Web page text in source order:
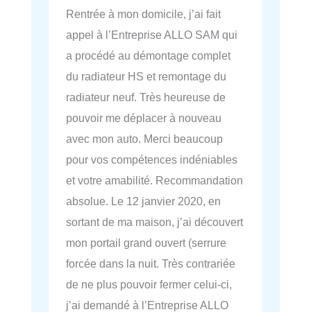
Rentrée à mon domicile, j’ai fait
appel à l’Entreprise ALLO SAM qui
a procédé au démontage complet
du radiateur HS et remontage du
radiateur neuf. Très heureuse de
pouvoir me déplacer à nouveau
avec mon auto. Merci beaucoup
pour vos compétences indéniables
et votre amabilité. Recommandation
absolue. Le 12 janvier 2020, en
sortant de ma maison, j’ai découvert
mon portail grand ouvert (serrure
forcée dans la nuit. Très contrariée
de ne plus pouvoir fermer celui-ci,
j’ai demandé à l’Entreprise ALLO